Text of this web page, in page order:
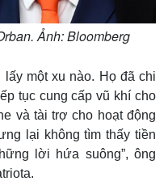
Ảnh: Bloomberg
lấy một xu nào. Họ đã chi
tục cung cấp vũ khí cho
và tài trợ cho hoạt động
lại không tìm thấy tiền
lời hứa suông”, ông